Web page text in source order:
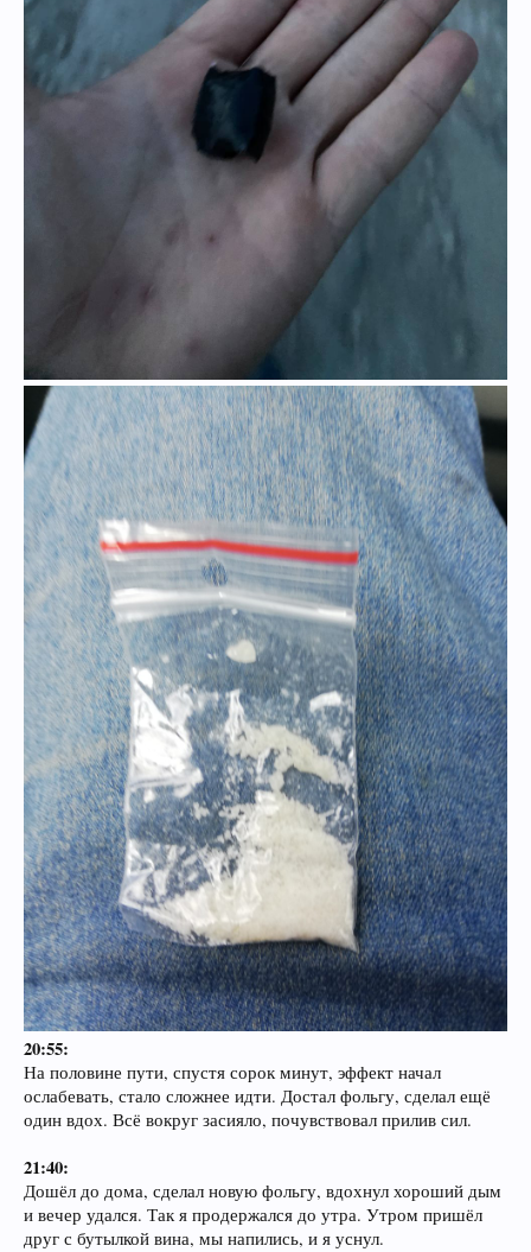
Через час мы уже захмелевшие решили лечь спать.
"Думаю, лучшее, что мы можем сделать сейчас - это лечь спать," -
сказала я, укладываясь на диван.
"Да, пожалуй, ты права," - согласилась Натали, укутываясь в плед.
Утром, мучимые похмельем, мы лечили подобное подобным и, через
"Ну что, полегчало?" - улыбнулась я, глядя на Натали.
"Да, теперь куда лучше," - ответила она, поднимая бокал.
Постепенно наше общение перешло в более интимное русло. Под
воздействием алкоголя, я почувствовала её тёплое дыхание у своего лица,
наши взгляды встретились, и мы поцеловались. Её губы были мягкими и
нежными, как бархат, и каждый поцелуй был сладким, как мед. Наши
тела сливались в одно, забыв о проблемах и разочарованиях. С каждым
прикосновением я ощущала всё больше близости и доверия.
"Ты такая красивая," - прошептала я ей на ухо, обнимая её.
"Я всегда знала, что ты особенная," - ответила Натали, улыбаясь мне.
Наши прикосновения стали более страстными, и мы потерялись в вихре
чувств и желаний, наслаждаясь каждой минутой этой ночи.
Подводя итог, могу сказать:
Оператор: не стоит обманывать покупателей с весом.
Упаковка: пищевая плёнка, фольга и изолента - в принципе норм.
Курьер: место выбрано неудачно, метки нужны точнее.
Стафф: качество среднее, на рынке есть лучше.
"Рекомендую ли я этот магазин? Вряд ли. Если только с условием иметь
весы и делать видеораспаковку," - написала я в заключение.
С искренним уважением, ваша Алеся.
P.S. Фото загрузить не могу, что стало уже нормой в последнее время.
P.P.S. Нашла способ залить картинки на файлообменник, но это требует
определённых усилий.
Посмотреть вложение 927Посмотреть вложение 928
20:55:
На половине пути, спустя сорок минут, эффект начал
ослабевать, стало сложнее идти. Достал фольгу, сделал ещё
один вдох. Всё вокруг засияло, почувствовал прилив сил.
21:40:
Дошёл до дома, сделал новую фольгу, вдохнул хороший дым
и вечер удался. Так я продержался до утра. Утром пришёл
друг с бутылкой вина, мы напились, и я уснул.